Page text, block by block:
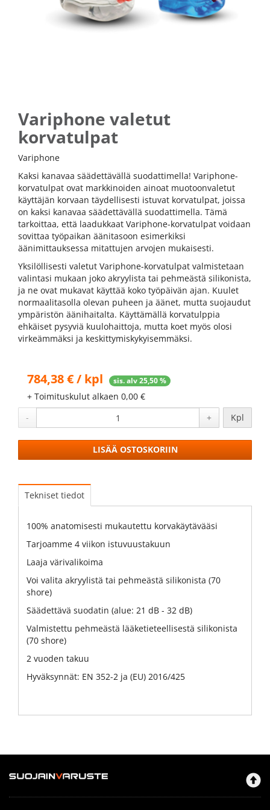
Variphone valetut
korvatulpat
Variphone
Kaksi kanavaa säädettävällä suodattimella! Variphone-
korvatulpat ovat markkinoiden ainoat muotoonvaletut
käyttäjän korvaan täydellisesti istuvat korvatulpat, joissa
on kaksi kanavaa säädettävällä suodattimella. Tämä
tarkoittaa, että laadukkaat Variphone-korvatulpat voidaan
sovittaa työpaikan äänitasoon esimerkiksi
äänimittauksessa mitattujen arvojen mukaisesti.
Yksilöllisesti valetut Variphone-korvatulpat valmistetaan
valintasi mukaan joko akryylista tai pehmeästä silikonista,
ja ne ovat mukavat käyttää koko työpäivän ajan. Kuulet
normaalitasolla olevan puheen ja äänet, mutta suojaudut
ympäristön äänihaitalta. Käyttämällä korvatulppia
ehkäiset pysyviä kuulohaittoja, mutta koet myös olosi
virkeämmäksi ja keskittymiskykyisemmäksi.
784,38 € / kpl sis. alv 25,50 %
+ Toimituskulut alkaen 0,00 €
-
+ Kpl
LISÄÄ OSTOSKORIIN
Tekniset tiedot
100% anatomisesti mukautettu korvakäytävääsi
Tarjoamme 4 viikon istuvuustakuun
Laaja värivalikoima
Voi valita akryylistä tai pehmeästä silikonista (70
shore)
Säädettävä suodatin (alue: 21 dB - 32 dB)
Valmistettu pehmeästä lääketieteellisestä silikonista
(70 shore)
2 vuoden takuu
Hyväksynnät: EN 352-2 ja (EU) 2016/425